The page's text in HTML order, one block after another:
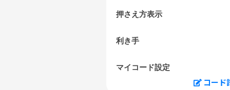
押さえ方表示
利き手
マイコード設定
コード